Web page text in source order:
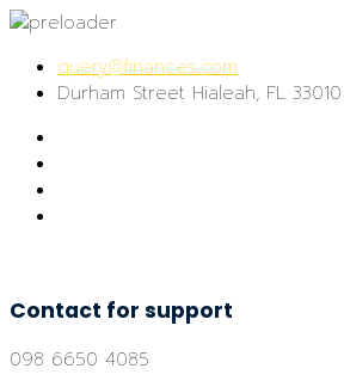
query@finances.com
Durham Street Hialeah, FL 33010
Contact for support
098 6650 4085